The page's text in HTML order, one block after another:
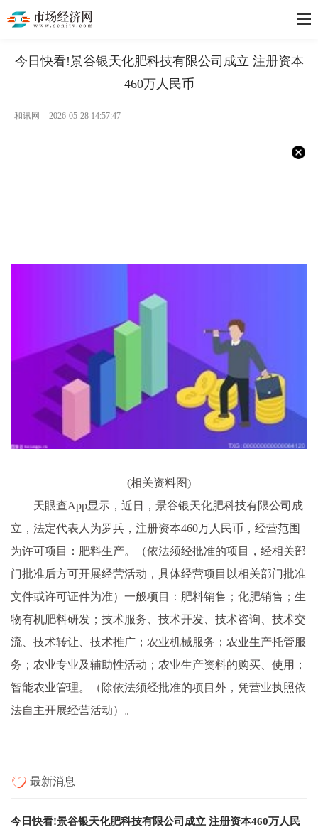
今日快看!景谷银天化肥科技有限公司成立 注册资本
460万人民币
和讯网 2026-05-28 14:57:47
(相关资料图)
天眼查App显示，近日，景谷银天化肥科技有限公司成
立，法定代表人为罗兵，注册资本460万人民币，经营范围
为许可项目：肥料生产。（依法须经批准的项目，经相关部
门批准后方可开展经营活动，具体经营项目以相关部门批准
文件或许可证件为准）一般项目：肥料销售；化肥销售；生
物有机肥料研发；技术服务、技术开发、技术咨询、技术交
流、技术转让、技术推广；农业机械服务；农业生产托管服
务；农业专业及辅助性活动；农业生产资料的购买、使用；
智能农业管理。（除依法须经批准的项目外，凭营业执照依
法自主开展经营活动）。
最新消息
今日快看!景谷银天化肥科技有限公司成立 注册资本460万人民